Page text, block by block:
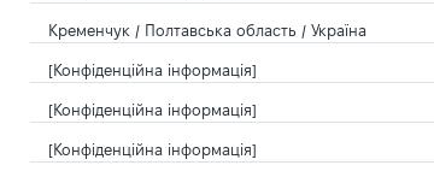
Кременчук / Полтавська область / Україна
[Конфіденційна інформація]
[Конфіденційна інформація]
[Конфіденційна інформація]